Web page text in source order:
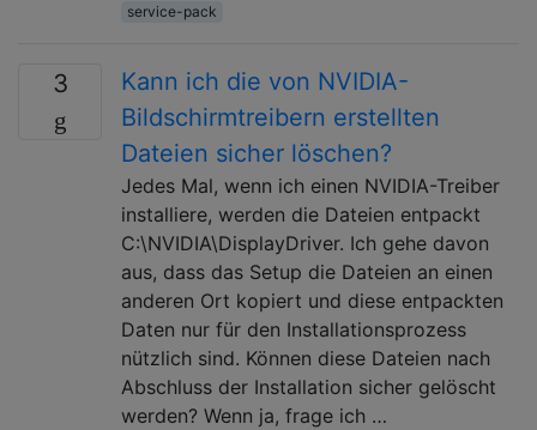
service-pack
3
Kann ich die von NVIDIA-
Bildschirmtreibern erstellten
Dateien sicher löschen?
Jedes Mal, wenn ich einen NVIDIA-Treiber
installiere, werden die Dateien entpackt
C:\NVIDIA\DisplayDriver. Ich gehe davon
aus, dass das Setup die Dateien an einen
anderen Ort kopiert und diese entpackten
Daten nur für den Installationsprozess
nützlich sind. Können diese Dateien nach
Abschluss der Installation sicher gelöscht
werden? Wenn ja, frage ich …